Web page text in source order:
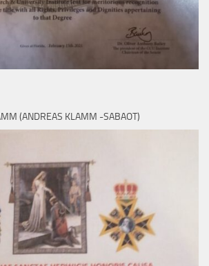
(ANDREAS KLAMM -SABAOT)